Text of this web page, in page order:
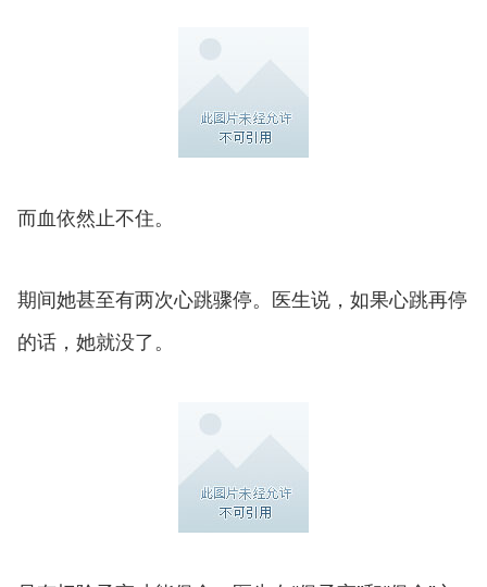
而血依然止不住。
期间她甚至有两次心跳骤停。医生说，如果心跳再停
的话，她就没了。